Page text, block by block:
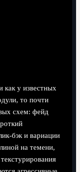
как у известных
то почти
схем: фейд
бэк и вариации
на темени,